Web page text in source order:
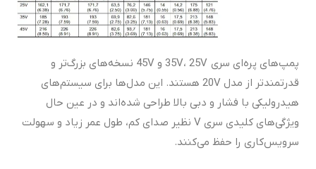
پمپ‌های پره‌ای سری 35V، 25V و 45V نسخه‌های بزرگ‌تر و
قدرتمندتر از مدل 20V هستند. این مدل‌ها برای سیستم‌های
هیدرولیکی با فشار و دبی بالا طراحی شده‌اند و در عین حال
ویژگی‌های کلیدی سری V نظیر صدای کم، طول عمر زیاد و سهولت
سرویس‌کاری را حفظ می‌کنند.